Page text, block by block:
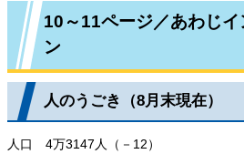
10～11ページ／あわじ
ン
人のうごき（8月末現在）
人口 4万3147人（－12）